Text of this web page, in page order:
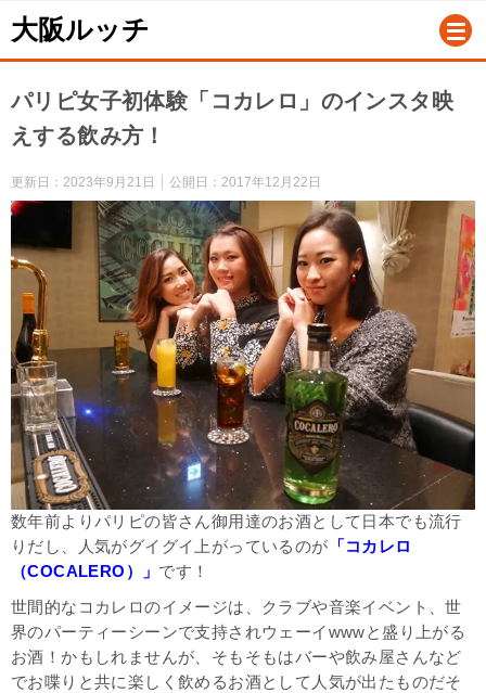
大阪ルッチ
パリピ女子初体験「コカレロ」のインスタ映
えする飲み方！
更新日： 2023年9月21日 公開日： 2017年12月22日
数年前よりパリピの皆さん御用達のお酒として日本でも流行
りだし、人気がグイグイ上がっているのが 「コカレロ
（COCALERO）」 です！
世間的なコカレロのイメージは、クラブや音楽イベント、世
界のパーティーシーンで支持されウェーイwwwと盛り上がる
お酒！かもしれませんが、そもそもはバーや飲み屋さんなど
でお喋りと共に楽しく飲めるお酒として人気が出たものだそ